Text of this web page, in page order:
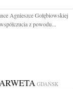
Agnieszce Gołębiowskiej
z powodu...
GDAŃSK